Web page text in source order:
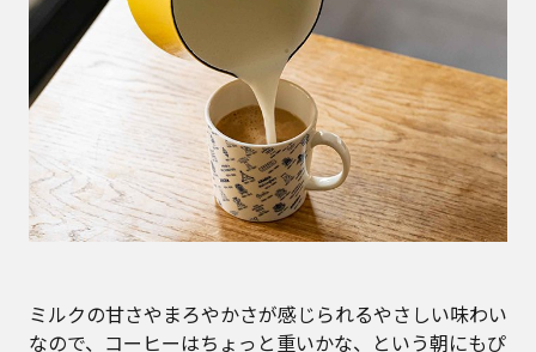
ミルクの甘さやまろやかさが感じられるやさしい味わい
なので、コーヒーはちょっと重いかな、という朝にもぴ